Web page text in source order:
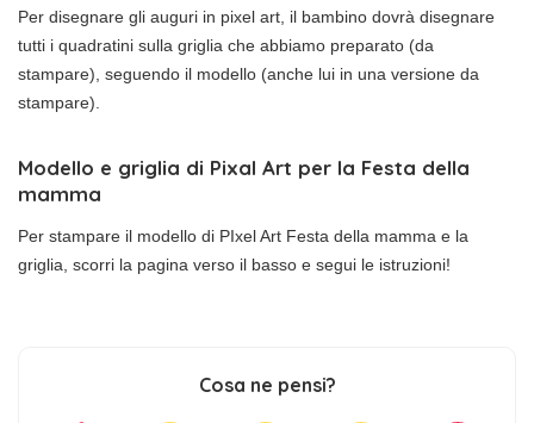
Per disegnare gli auguri in pixel art, il bambino dovrà disegnare
tutti i quadratini sulla griglia che abbiamo preparato (da
stampare), seguendo il modello (anche lui in una versione da
stampare).
Modello e griglia di Pixal Art per la Festa della
mamma
Per stampare il modello di PIxel Art Festa della mamma e la
griglia, scorri la pagina verso il basso e segui le istruzioni!
Cosa ne pensi?